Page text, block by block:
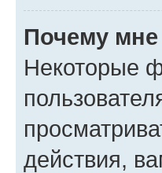
Почему
Некоторые
действия,